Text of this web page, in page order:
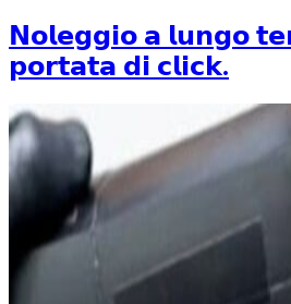
𝗡𝗼𝗹𝗲𝗴𝗴𝗶𝗼 𝗮 𝗹𝘂𝗻𝗴𝗼
𝗽𝗼𝗿𝘁𝗮𝘁𝗮 𝗱𝗶 𝗰𝗹𝗶𝗰𝗸.